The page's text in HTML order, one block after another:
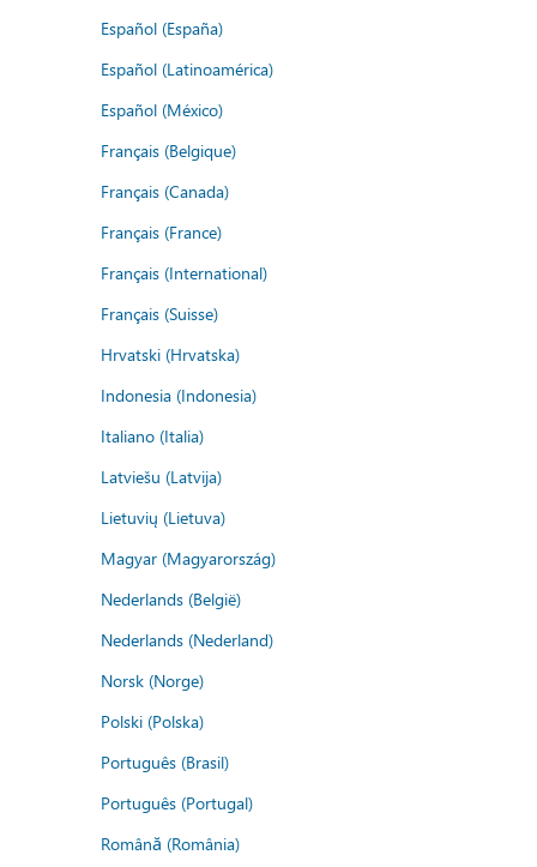
Español (España)
Español (Latinoamérica)
Español (México)
Français (Belgique)
Français (Canada)
Français (France)
Français (International)
Français (Suisse)
Hrvatski (Hrvatska)
Indonesia (Indonesia)
Italiano (Italia)
Latviešu (Latvija)
Lietuvių (Lietuva)
Magyar (Magyarország)
Nederlands (België)
Nederlands (Nederland)
Norsk (Norge)
Polski (Polska)
Português (Brasil)
Português (Portugal)
Română (România)